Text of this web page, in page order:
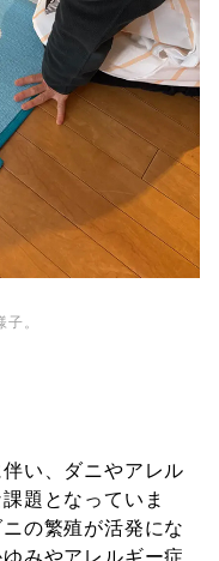
。
い、ダニやアレル
題となっていま
の繁殖が活発にな
みやアレルギー症